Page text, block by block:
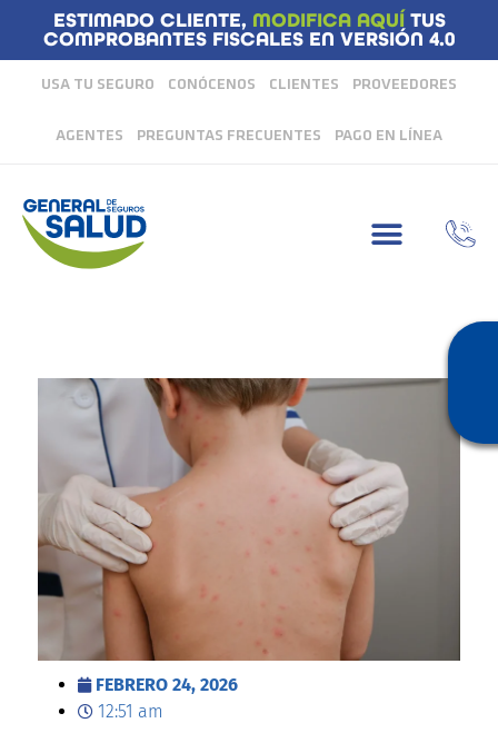
ESTIMADO CLIENTE, MODIFICA AQUÍ TUS
COMPROBANTES FISCALES EN VERSIÓN 4.0
USA TU SEGURO CONÓCENOS CLIENTES PROVEEDORES
AGENTES PREGUNTAS FRECUENTES PAGO EN LÍNEA
FEBRERO 24, 2026
12:51 am